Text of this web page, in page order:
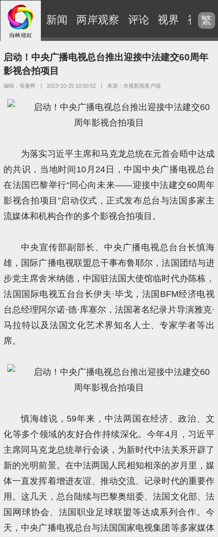
新闻 两岸观察 评论 视界 视频
繁
启动！中央广播电视总台推出迎接中法建交60周年
影视合拍项目
编辑：母曼晔 | 2023-10-25 10:00:52 | 来源：央视新闻客户端
为落实习近平主席和马克龙总统在元首会晤中达成
的共识，当地时间10月24日，中国中央广播电视总台
在法国巴黎举行“同心向未来——迎接中法建交60周年
影视合拍项目”启动仪式，正式发布总台与法国多家主
流媒体和机构合作的多个影视合拍项目。
中央宣传部副部长、中央广播电视总台台长慎海
雄，国际广播电视联盟总干事布鲁耶尔，法国团结与进
步党主席舍米纳德，中国驻法国大使馆临时代办陈栋，
法国国际电视五台台长伊夫·毕戈，法国BFM经济电视
台总经理阿尔诺·德·库塞尔，法国著名纪录片导演雅克·
马拉特以及法国文化艺术界知名人士、专家学者等出
席。
慎海雄说，59年来，中法两国在经济、政治、文
化等多个领域的友好合作持续深化。今年4月，习近平
主席同马克龙总统举行会谈，为新时代中法关系开辟了
新的光明前景。在中法两国人民相知相亲的岁月里，媒
体一直发挥着增进友谊、推动交流、记录时代的重要作
用。这几天，总台陆续与巴黎奥组委、法国文化部、法
国网球协会、法国职业足球联盟等达成系列合作。今
天，中央广播电视总台与法国国家电视集团等多家媒体